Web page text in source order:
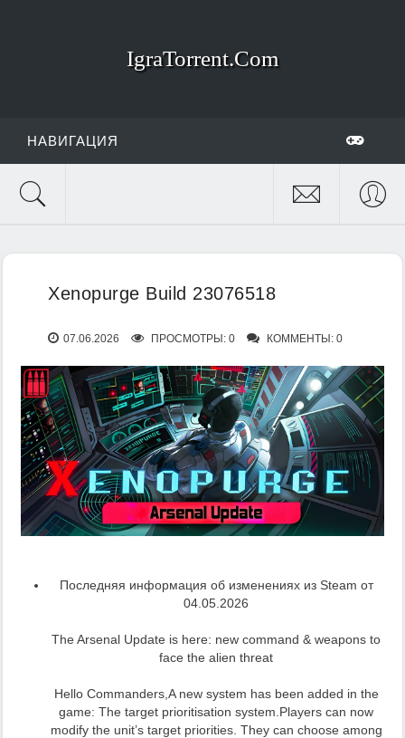
IgraTorrent.Com
НАВИГАЦИЯ
Xenopurge Build 23076518
07.06.2026 ПРОСМОТРЫ: 0 КОММЕНТЫ: 0
Последняя информация об изменениях из Steam от
04.05.2026
The Arsenal Update is here: new command & weapons to
face the alien threat
Hello Commanders,A new system has been added in the
game: The target prioritisation system.Players can now
modify the unit’s target priorities. They can choose among